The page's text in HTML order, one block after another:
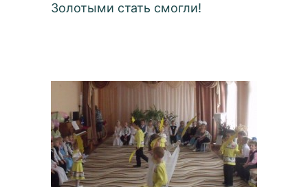
Золотыми стать смогли!